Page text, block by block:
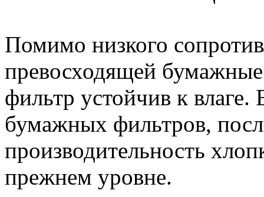
Помимо низкого
превосходящей
фильтр устойчив к
бумажных фильтров,
производительность
прежнем уровне.